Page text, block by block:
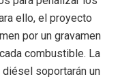
ello, el proyecto
por un gravamen
combustible. La
soportarán un